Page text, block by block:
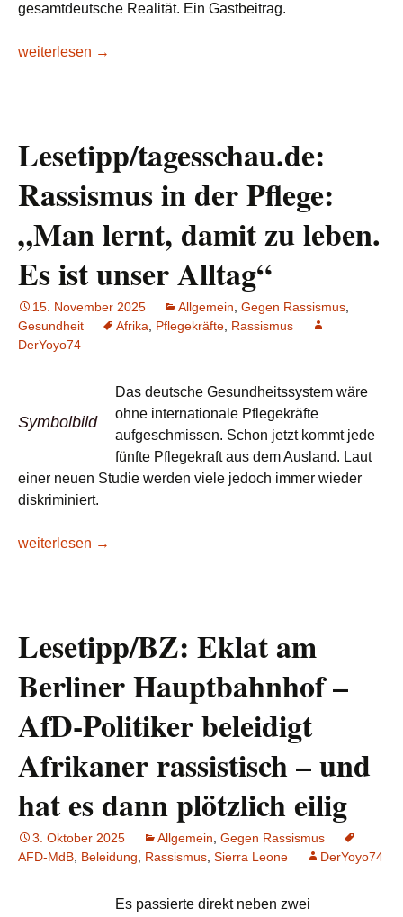
gesamtdeutsche Realität. Ein Gastbeitrag.
Lesetipp/BZ: Ist der Osten rassistischer als der Westen?
weiterlesen →
Lesetipp/tagesschau.de:
Rassismus in der Pflege:
„Man lernt, damit zu leben.
Es ist unser Alltag“
15. November 2025 Allgemein Gegen Rassismus
Gesundheit
Afrika Pflegekräfte Rassismus
DerYoyo74
Symbolbild
Das deutsche Gesundheitssystem wäre
ohne internationale Pflegekräfte
aufgeschmissen. Schon jetzt kommt jede
fünfte Pflegekraft aus dem Ausland. Laut
einer neuen Studie werden viele jedoch immer wieder
diskriminiert.
Lesetipp/tagesschau.de: Rassismus in der Pflege: „Man
weiterlesen →
Lesetipp/BZ: Eklat am
Berliner Hauptbahnhof –
AfD-Politiker beleidigt
Afrikaner rassistisch – und
hat es dann plötzlich eilig
3. Oktober 2025 Allgemein Gegen Rassismus
AFD-MdB Beleidung Rassismus Sierra Leone DerYoyo74
Es passierte direkt neben zwei